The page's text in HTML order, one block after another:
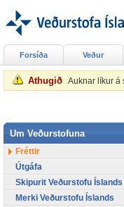
Athugið Auknar líkur á
Forsíða Veður
Um Veðurstofuna
Fréttir
Útgáfa
Skipurit Veðurstofu Íslands
Merki Veðurstofu Íslands